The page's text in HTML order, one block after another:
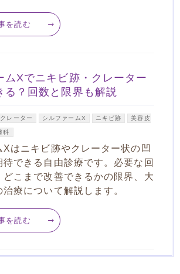
を読む
ムXでニキビ跡・クレーター
る？回数と限界も解説
クレーター シルファームX ニキビ跡 美容皮
科
Xはニキビ跡やクレーター状の凹
待できる自由診療です。必要な回
どこまで改善できるかの限界、大
療について解説します。
を読む